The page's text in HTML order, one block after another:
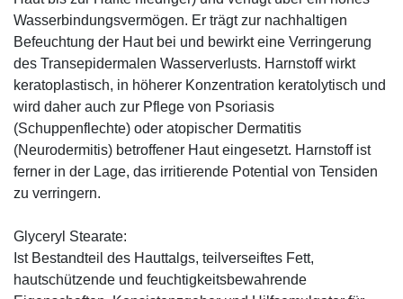
Wasserbindungsvermögen. Er trägt zur nachhaltigen
Befeuchtung der Haut bei und bewirkt eine Verringerung
des Transepidermalen Wasserverlusts. Harnstoff wirkt
keratoplastisch, in höherer Konzentration keratolytisch und
wird daher auch zur Pflege von Psoriasis
(Schuppenflechte) oder atopischer Dermatitis
(Neurodermitis) betroffener Haut eingesetzt. Harnstoff ist
ferner in der Lage, das irritierende Potential von Tensiden
zu verringern.
Glyceryl Stearate:
Ist Bestandteil des Hauttalgs, teilverseiftes Fett,
hautschützende und feuchtigkeitsbewahrende